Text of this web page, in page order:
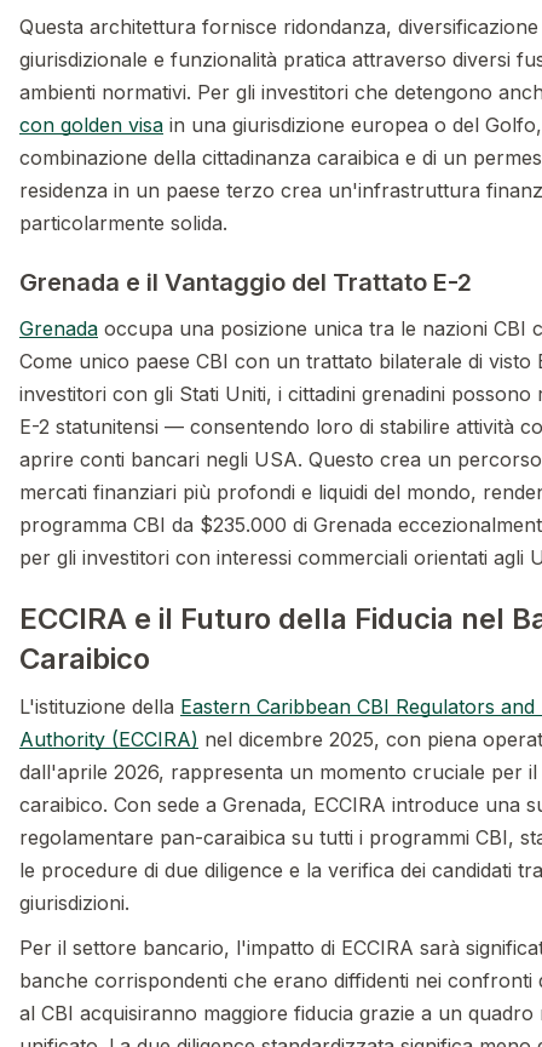
Questa architettura fornisce ridondanza, diversificazione
giurisdizionale e funzionalità pratica attraverso diversi
ambienti normativi. Per gli investitori che detengono
con golden visa in una giurisdizione europea o del
combinazione della cittadinanza caraibica e di un
residenza in un paese terzo crea un'infrastruttura
particolarmente solida.
Grenada e il Vantaggio del Trattato E-2
Grenada occupa una posizione unica tra le nazioni CBI
Come unico paese CBI con un trattato bilaterale di visto
investitori con gli Stati Uniti, i cittadini grenadini possono
E-2 statunitensi — consentendo loro di stabilire attività
aprire conti bancari negli USA. Questo crea un
mercati finanziari più profondi e liquidi del mondo,
programma CBI da $235.000 di Grenada
per gli investitori con interessi commerciali orientati agli
ECCIRA e il Futuro della Fiducia nel
Caraibico
L'istituzione della Eastern Caribbean CBI Regulators
Authority (ECCIRA) nel dicembre 2025, con piena
dall'aprile 2026, rappresenta un momento cruciale per il
caraibico. Con sede a Grenada, ECCIRA introduce una
regolamentare pan-caraibica su tutti i programmi CBI,
le procedure di due diligence e la verifica dei candidati
giurisdizioni.
Per il settore bancario, l'impatto di ECCIRA sarà
banche corrispondenti che erano diffidenti nei confronti
al CBI acquisiranno maggiore fiducia grazie a un quadro